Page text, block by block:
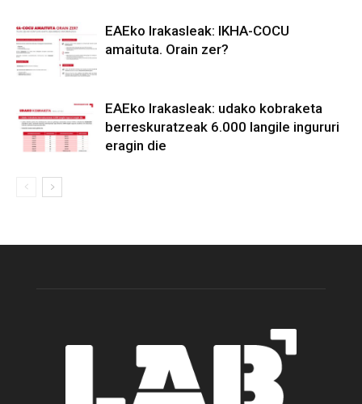
EAEko Irakasleak: IKHA-COCU
amaituta. Orain zer?
EAEko Irakasleak: udako kobraketa
berreskuratzeak 6.000 langile ingururi
eragin die